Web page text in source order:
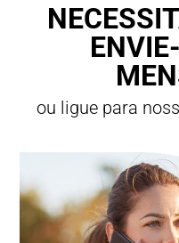
ou ligue para